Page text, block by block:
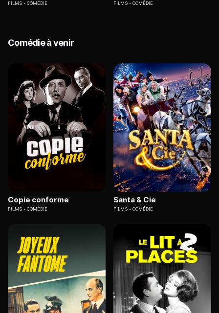
FILMS COMÉDIE FILMS COMÉDIE
Comédie à venir
Copie conforme
FILMS COMÉDIE
Santa & Cie
FILMS COMÉDIE